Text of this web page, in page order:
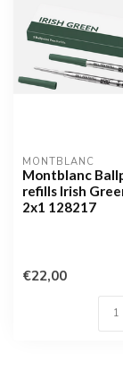
MONTBLANC
Montblanc
refills Irish
2x1 128217
€22,00